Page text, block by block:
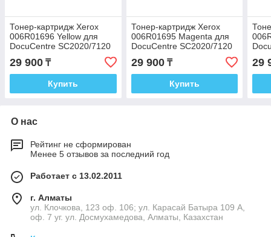
Тонер-картридж Xerox
006R01696 Yellow для
DocuCentre SC2020/7120
29 900 ₸
Купить
Тонер-картридж Xerox
006R01695 Magenta для
DocuCentre SC2020/7120
29 900₸
Купить
29
О нас
Рейтинг не сформирован
Менее 5 отзывов за последний год
Работает с 13.02.2011
г. Алматы
ул. Клочкова, 123 оф. 106; ул. Карасай Батыра 109 А,
оф. 7 уг. ул. Досмухамедова, Алматы, Казахстан